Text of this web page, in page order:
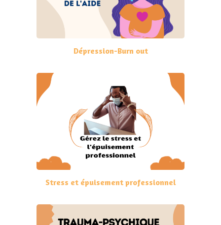
Dépression-Burn out
Stress et épuisement professionnel